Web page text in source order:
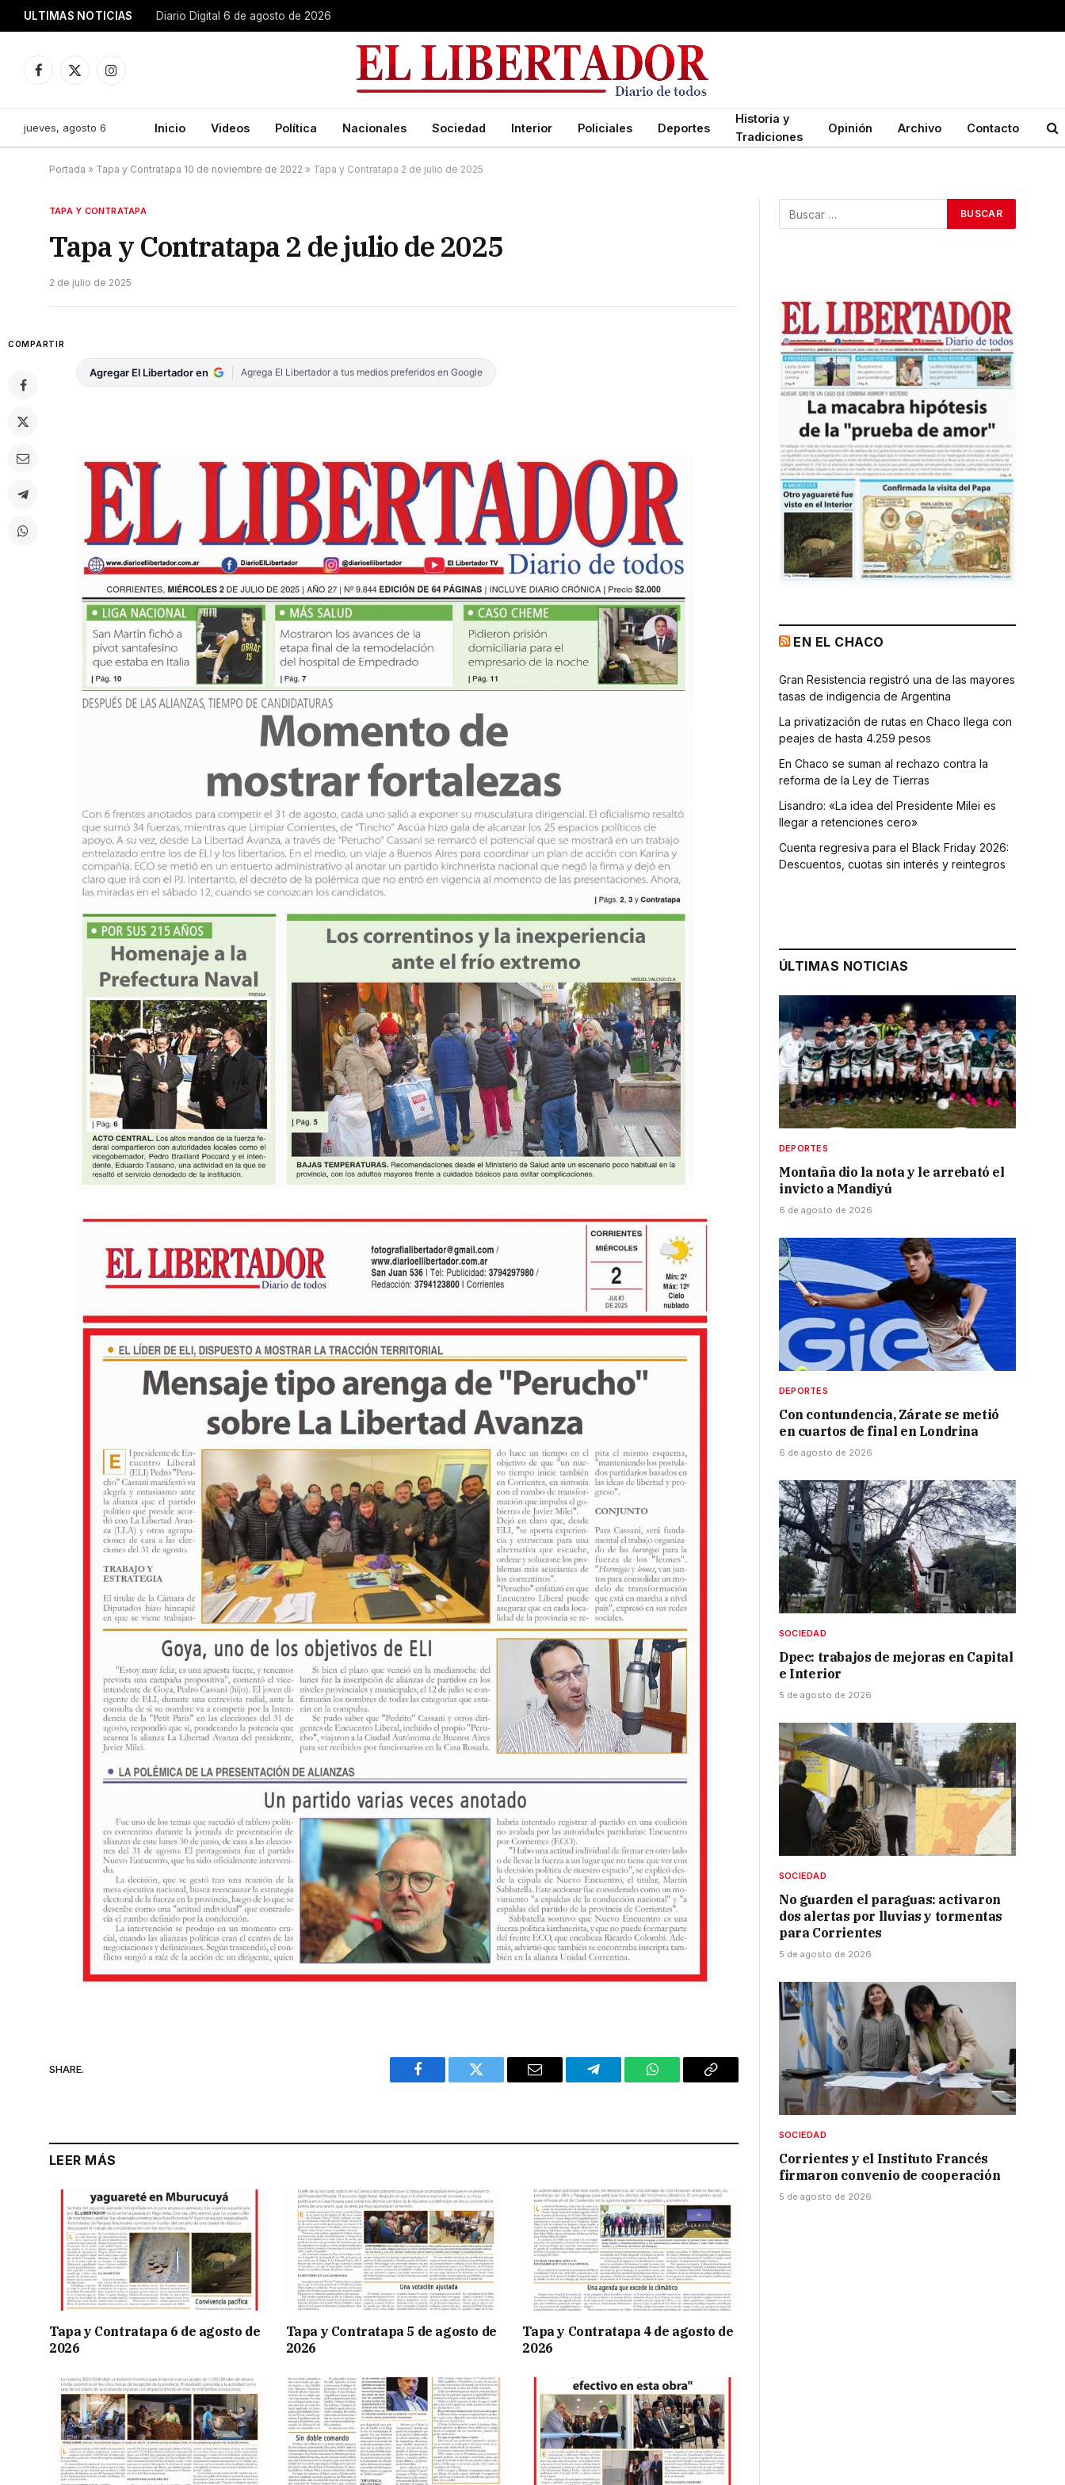
ULTIMAS NOTICIAS Diario Digital 6 de agosto de 2026
Facebook
X
Instagram
jueves, agosto 6 Inicio Videos Política Nacionales Sociedad Interior Policiales Deportes
Historia y
Tradiciones
Opinión Archivo Contacto
Portada » Tapa y Contratapa 10 de noviembre de 2022 » Tapa y Contratapa 2 de julio de 2025
TAPA Y CONTRATAPA
Tapa y Contratapa 2 de julio de 2025
2 de julio de 2025
COMPARTIR
Agregar El Libertador en Agrega El Libertador a tus medios preferidos en Google
SHARE.
Facebook Twitter Email Telegram WhatsAppCopy
LEER MÁS
Tapa y Contratapa 6 de agosto de
2026
Tapa y Contratapa 5 de agosto de
2026
Tapa y Contratapa 4 de agosto de
2026
EN EL CHACO
Gran Resistencia registró una de las mayores
tasas de indigencia de Argentina
La privatización de rutas en Chaco llega con
peajes de hasta 4.259 pesos
En Chaco se suman al rechazo contra la
reforma de la Ley de Tierras
Lisandro: «La idea del Presidente Milei es
llegar a retenciones cero»
Cuenta regresiva para el Black Friday 2026:
Descuentos, cuotas sin interés y reintegros
ÚLTIMAS NOTICIAS
DEPORTES
Montaña dio la nota y le arrebató el
invicto a Mandiyú
6 de agosto de 2026
DEPORTES
Con contundencia, Zárate se metió
en cuartos de final en Londrina
6 de agosto de 2026
SOCIEDAD
Dpec: trabajos de mejoras en Capital
e Interior
5 de agosto de 2026
SOCIEDAD
No guarden el paraguas: activaron
dos alertas por lluvias y tormentas
para Corrientes
5 de agosto de 2026
SOCIEDAD
Corrientes y el Instituto Francés
firmaron convenio de cooperación
5 de agosto de 2026